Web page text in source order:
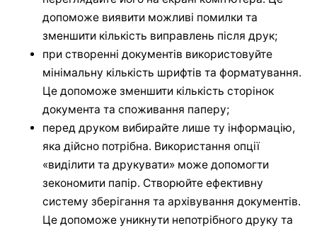
допоможе виявити можливі помилки та
зменшити кількість виправлень після друк;
при створенні документів використовуйте
мінімальну кількість шрифтів та форматування.
Це допоможе зменшити кількість сторінок
документа та споживання паперу;
перед друком вибирайте лише ту інформацію,
яка дійсно потрібна. Використання опції
«виділити та друкувати» може допомогти
зекономити папір. Створюйте ефективну
систему зберігання та архівування документів.
Це допоможе уникнути непотрібного друку та